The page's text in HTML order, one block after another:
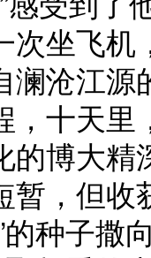
次坐飞
沧江源
，十天
的博大
暂，但
种子撒